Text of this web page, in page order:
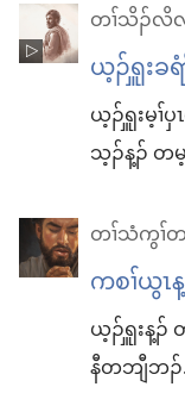
တၢ်သိၣ်လိ
ယ့ၣ်ၡူးခ
ယ့ၣ်ၡူးမ့ၢ်
သ့ၣ်န့ၣ်​ တ
တၢ်သံကွၢ်
ကစၢ်ယွၤ
ယ့ၣ်ၡူးန့ၣ်​
နီတဘျီဘ